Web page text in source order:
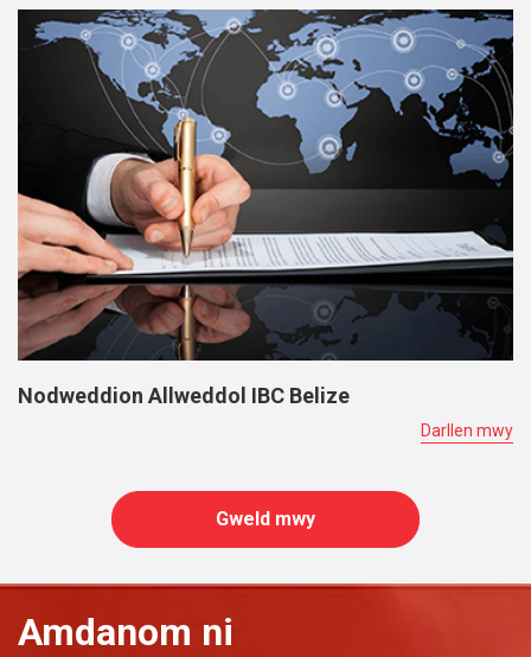
Nodweddion Allweddol IBC Belize
Darllen mwy
Gweld mwy
Amdanom ni